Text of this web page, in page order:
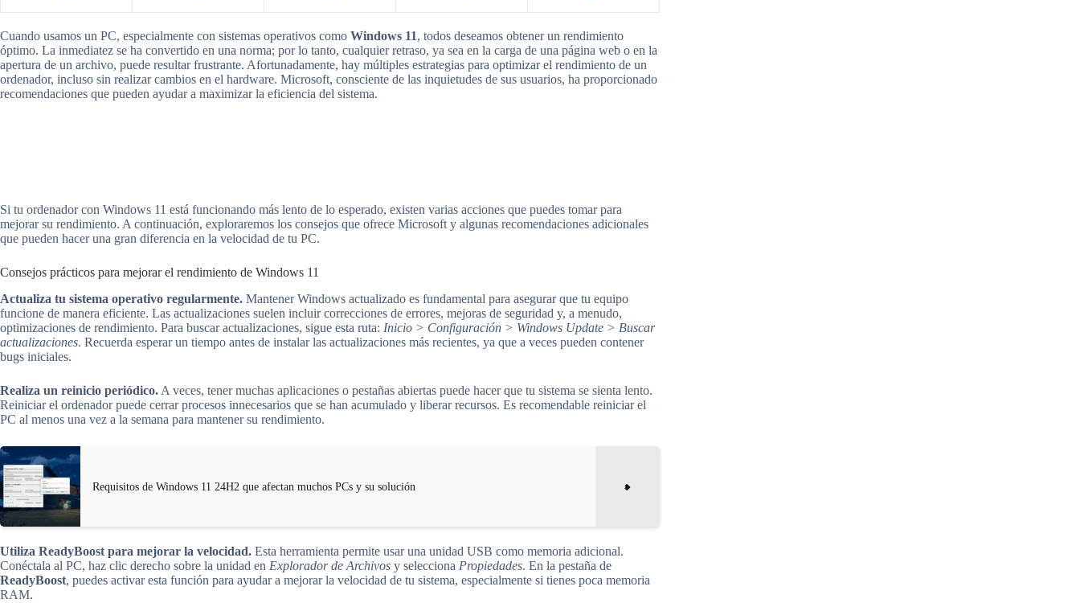
Cuando usamos un PC, especialmente con sistemas operativos como Windows 11, todos deseamos obtener un rendimiento
óptimo. La inmediatez se ha convertido en una norma; por lo tanto, cualquier retraso, ya sea en la carga de una página web o en la
apertura de un archivo, puede resultar frustrante. Afortunadamente, hay múltiples estrategias para optimizar el rendimiento de un
ordenador, incluso sin realizar cambios en el hardware. Microsoft, consciente de las inquietudes de sus usuarios, ha proporcionado
recomendaciones que pueden ayudar a maximizar la eficiencia del sistema.
Si tu ordenador con Windows 11 está funcionando más lento de lo esperado, existen varias acciones que puedes tomar para
mejorar su rendimiento. A continuación, exploraremos los consejos que ofrece Microsoft y algunas recomendaciones adicionales
que pueden hacer una gran diferencia en la velocidad de tu PC.
Consejos prácticos para mejorar el rendimiento de Windows 11
Actualiza tu sistema operativo regularmente. Mantener Windows actualizado es fundamental para asegurar que tu equipo
funcione de manera eficiente. Las actualizaciones suelen incluir correcciones de errores, mejoras de seguridad y, a menudo,
optimizaciones de rendimiento. Para buscar actualizaciones, sigue esta ruta: Inicio > Configuración > Windows Update > Buscar
actualizaciones. Recuerda esperar un tiempo antes de instalar las actualizaciones más recientes, ya que a veces pueden contener
bugs iniciales.
Realiza un reinicio periódico. A veces, tener muchas aplicaciones o pestañas abiertas puede hacer que tu sistema se sienta lento.
Reiniciar el ordenador puede cerrar procesos innecesarios que se han acumulado y liberar recursos. Es recomendable reiniciar el
PC al menos una vez a la semana para mantener su rendimiento.
Requisitos de Windows 11 24H2 que afectan muchos PCs y su solución
Utiliza ReadyBoost para mejorar la velocidad. Esta herramienta permite usar una unidad USB como memoria adicional.
Conéctala al PC, haz clic derecho sobre la unidad en Explorador de Archivos y selecciona Propiedades. En la pestaña de
ReadyBoost, puedes activar esta función para ayudar a mejorar la velocidad de tu sistema, especialmente si tienes poca memoria
RAM.